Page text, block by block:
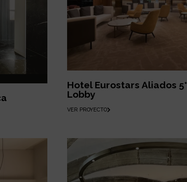
Hotel Eurostars Aliados
Lobby
VER PROYECTO